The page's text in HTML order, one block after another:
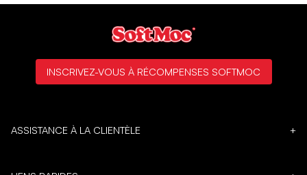
ASSISTANCE À LA CLIENTÈLE +
INSCRIVEZ-VOUS À RÉCOMPENSES SOFTMOC